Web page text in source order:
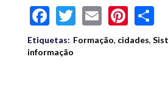
Facebook
Twitter
Email
Etiquetas: Formação, cidades,
informação